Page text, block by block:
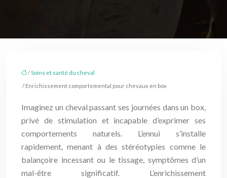
/Soins et santé du cheval
/ Enrichissement comportemental pour chevaux en box
Imaginez un cheval passant ses journées dans un box,
privé de stimulation et incapable d’exprimer ses
comportements naturels. L’ennui s’installe
rapidement, menant à des stéréotypies comme le
balançoire incessant ou le tissage, symptômes d’un
mal-être significatif. L’enrichissement